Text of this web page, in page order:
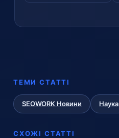
ТЕМИ СТАТТІ
SEOWORK Новини Наука
СХОЖІ СТАТТІ